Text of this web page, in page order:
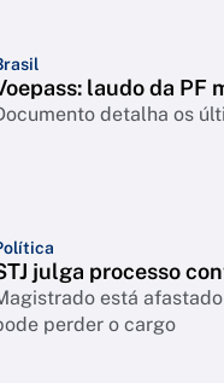
laudo da PF
detalha os
julga processo
está
perder o cargo